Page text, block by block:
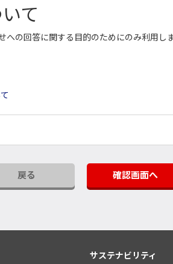
て
への回答に関する目的のためにのみ利用
戻る 確認画面へ
サステナビリティ